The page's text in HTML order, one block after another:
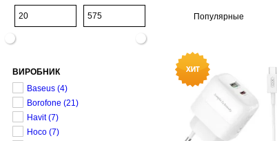
ВИРОБНИК
Baseus (4)
Borofone (21)
Havit (7)
Hoco (7)
Популярные